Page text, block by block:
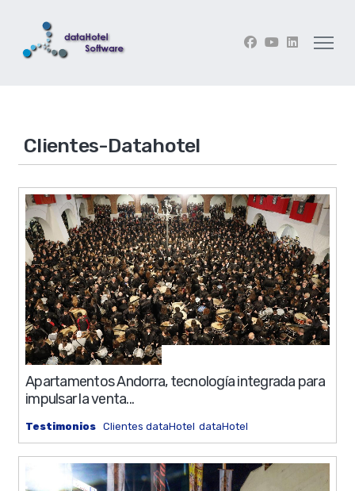
Clientes-Datahotel
Apartamentos Andorra, tecnología integrada para
impulsar la venta...
Testimonios Clientes dataHotel dataHotel